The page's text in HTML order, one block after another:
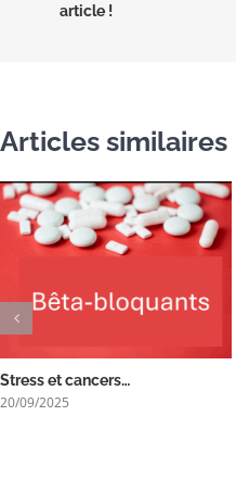
article !
Articles similaires
Stress et cancers…
20/09/2025